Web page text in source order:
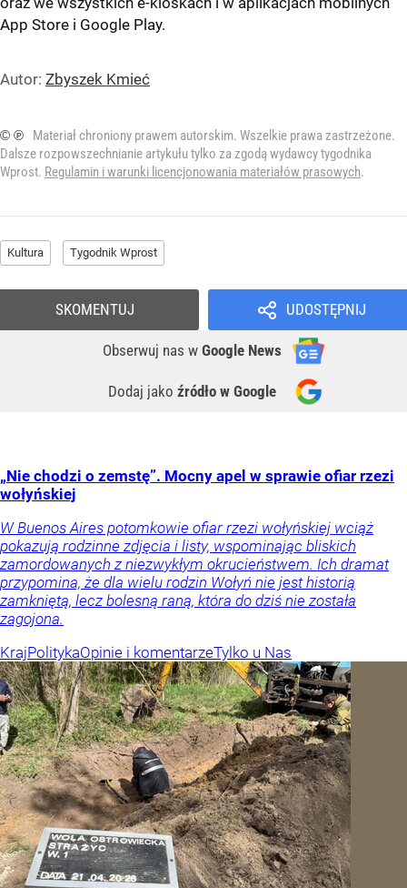
App Store i Google Play.
Autor: Zbyszek Kmieć
© ℗
Materiał chroniony prawem autorskim. Wszelkie prawa zastrzeżone.
Dalsze rozpowszechnianie artykułu tylko za zgodą wydawcy tygodnika
Wprost. Regulamin i warunki licencjonowania materiałów prasowych.
Kultura Tygodnik Wprost
UDOSTĘPNIJ
Obserwuj nas w Google News
Dodaj jako źródło w Google
SKOMENTUJ
„Nie chodzi o zemstę”. Mocny apel w sprawie ofiar rzezi
wołyńskiej
W Buenos Aires potomkowie ofiar rzezi wołyńskiej wciąż
pokazują rodzinne zdjęcia i listy, wspominając bliskich
zamordowanych z niezwykłym okrucieństwem. Ich dramat
przypomina, że dla wielu rodzin Wołyń nie jest historią
zamkniętą, lecz bolesną raną, która do dziś nie została
zagojona.
KrajPolitykaOpinie i komentarzeTylko u Nas